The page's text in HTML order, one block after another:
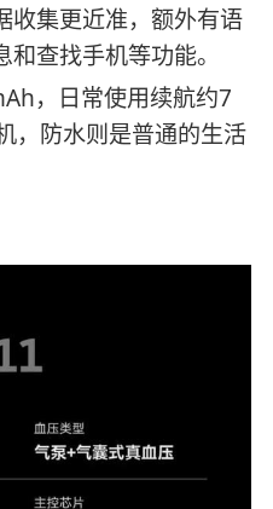
收集更近准，额外有语
查找手机等功能。
，日常使用续航约7
，防水则是普通的生活